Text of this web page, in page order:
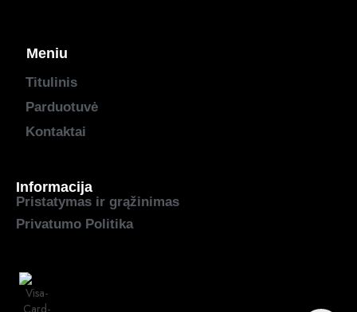
Meniu
Titulinis
Parduotuvė
Kontaktai
Informacija
Pristatymas ir grąžinimas
Privatumo Politika